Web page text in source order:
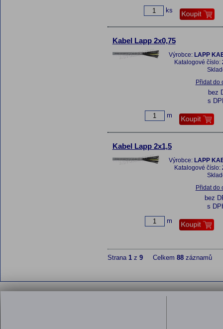
ks
Kabel Lapp 2x0,75
Výrobce: LAPP
Katalogové číslo:
Přidat do
bez
s
m
Kabel Lapp 2x1,5
Výrobce: LAPP
Katalogové číslo:
Přidat do
bez
s
m
Strana 1z 9Celkem 88záznamů